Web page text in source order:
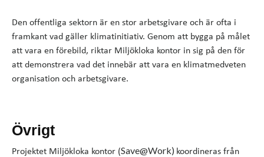
Den offentliga sektorn är en stor arbetsgivare och är ofta i
framkant vad gäller klimatinitiativ. Genom att bygga på målet
att vara en förebild, riktar Miljökloka kontor in sig på den för
att demonstrera vad det innebär att vara en klimatmedveten
organisation och arbetsgivare.
Övrigt
Projektet Miljökloka kontor (Save@Work) koordineras från